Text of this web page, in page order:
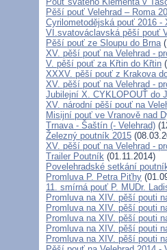
Pěší pouť Velehrad – Roma
Cyrilometodějská pouť 2016 -
VI.svatováclavská pěší pouť
Pěší pouť ze Sloupu do Brna
XV. pěší pouť na Velehrad -
V. pěší pouť za Křtin do Křtin
XXXV. pěší pouť z Krakova
XV. pěší pouť na Velehrad -
Jubilejní X. CYKLOPOUŤ do
XV. národní pěší pouť na
Misijní pouť ve Vranově nad
Trnava - Šaštín (- Velehrad)
Železný poutník 2015
XV. pěší pouť na Velehrad -
Trailer Poutník (01.11.2014)
Povelehradské setkání
Promluva P. Petra Piťhy
11. smírná pouť P. MUDr.
Promluva na XIV. pěší pouti
Promluva na XIV. pěší pouti
Promluva na XIV. pěší pouti
Promluva na XIV. pěší pouti
Promluva na XIV. pěší pouti